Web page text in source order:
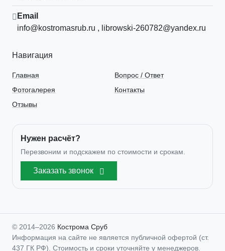
Email
info@kostromasrub.ru , librowski-260782@yandex.ru
Навигация
Главная
Фотогалерея
Отзывы
Вопрос / Ответ
Контакты
Нужен расчёт?
Перезвоним и подскажем по стоимости и срокам.
Заказать звонок
© 2014–2026 Кострома Сруб
Информация на сайте не является публичной офертой (ст.
437 ГК РФ). Стоимость и сроки уточняйте у менеджеров.